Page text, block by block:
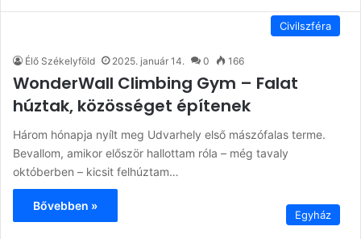
Civilszféra
Élő Székelyföld 2025. január 14. 0 166
WonderWall Climbing Gym – Falat
húztak, közösséget építenek
Három hónapja nyílt meg Udvarhely első mászófalas terme.
Bevallom, amikor először hallottam róla – még tavaly
októberben – kicsit felhúztam…
Bővebben »
Egyház